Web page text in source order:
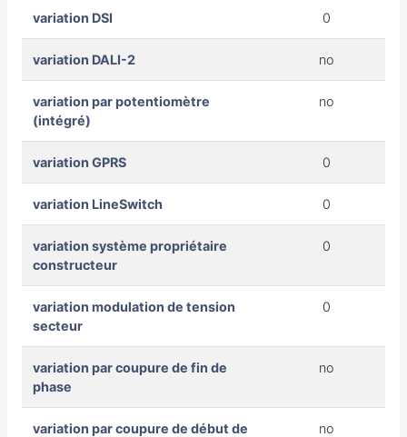
variation DSI 0
variation DALI-2 no
variation par potentiomètre
(intégré)
no
variation GPRS 0
variation LineSwitch 0
variation système propriétaire
constructeur
0
variation modulation de tension
secteur
0
variation par coupure de fin de
phase
no
variation par coupure de début de
no